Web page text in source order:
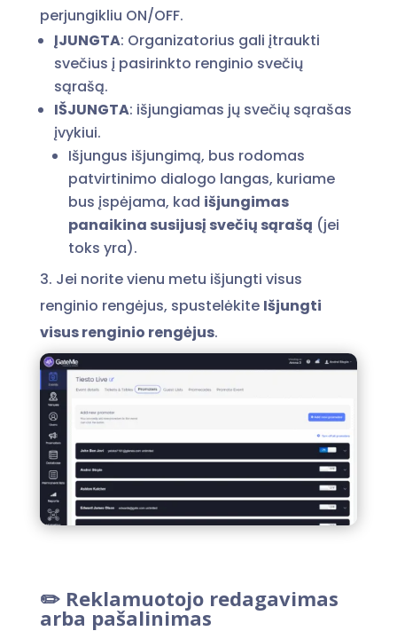
perjungikliu ON/OFF.
ĮJUNGTA: Organizatorius gali įtraukti
svečius į pasirinkto renginio svečių
sąrašą.
IŠJUNGTA: išjungiamas jų svečių sąrašas
įvykiui.
Išjungus išjungimą, bus rodomas
patvirtinimo dialogo langas, kuriame
bus įspėjama, kad išjungimas
panaikina susijusį svečių sąrašą (jei
toks yra).
3. Jei norite vienu metu išjungti visus
renginio rengėjus, spustelėkite Išjungti
visus renginio rengėjus.
✏️ Reklamuotojo redagavimas
arba pašalinimas